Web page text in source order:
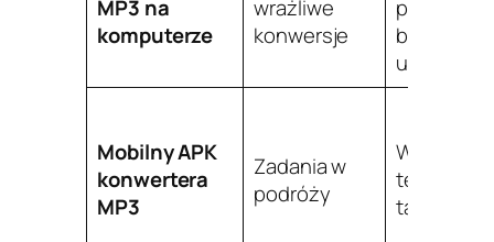
MP3 na
komputerze
wrażliwe
konwersje
praca
bogatsze
Mobilny APK
konwertera
MP3
Zadania w
podróży
Wygodny
telefonu
tabletu